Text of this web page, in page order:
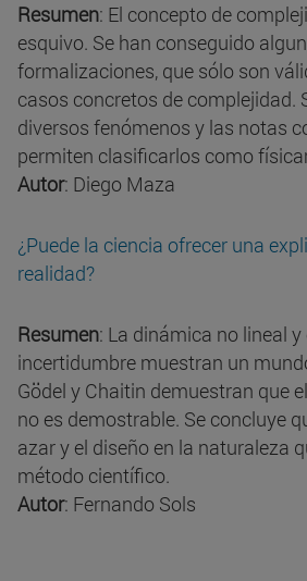
Resumen: El concepto de
esquivo. Se han conseguido
formalizaciones, que sólo son
casos concretos de complejidad.
diversos fenómenos y las notas
permiten clasificarlos como
Autor: Diego Maza
¿Puede la ciencia ofrecer una
realidad?
Resumen: La dinámica no lineal
incertidumbre muestran un
Gödel y Chaitin demuestran que
no es demostrable. Se concluye
azar y el diseño en la naturaleza
método científico.
Autor: Fernando Sols